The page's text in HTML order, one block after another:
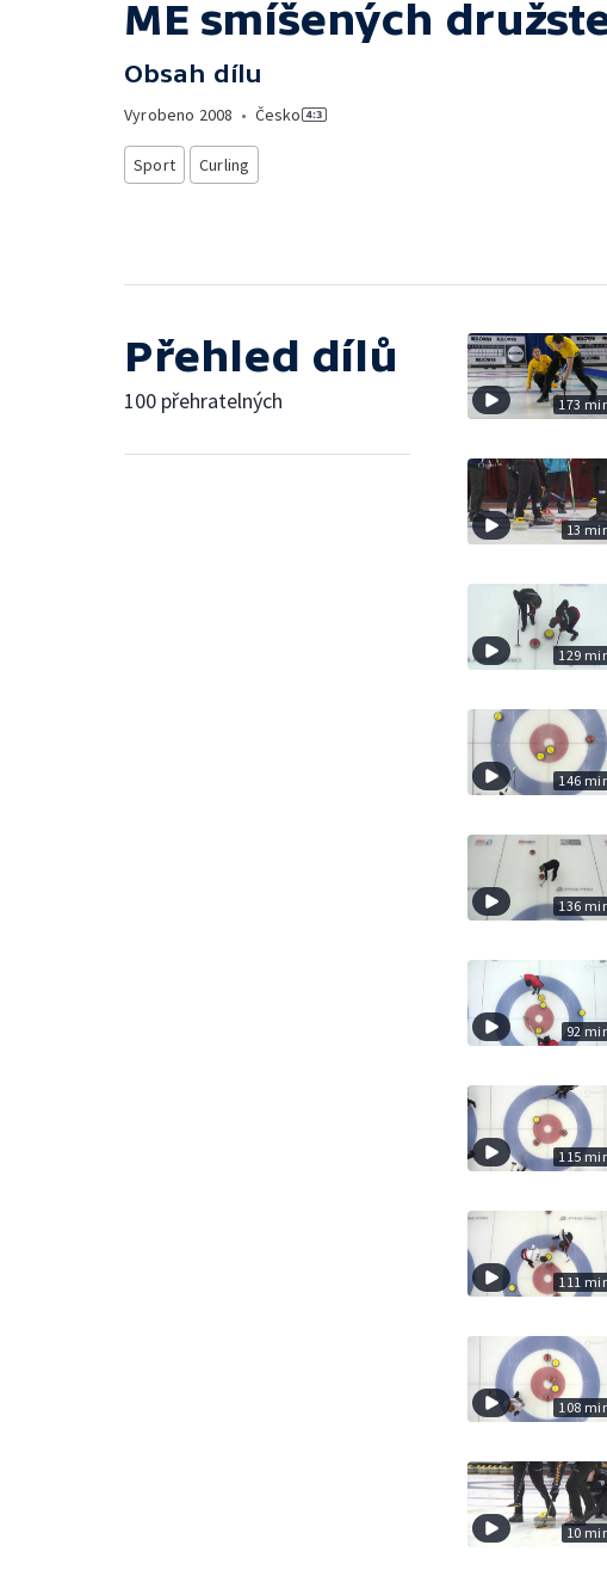
ME smíšených
Obsah dílu
Vyrobeno 2008 • Česko
Sport Curling
Přehled dílů
100 přehratelných 173
13
129
146
136
92
115
111
108
10